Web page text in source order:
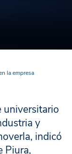
la empresa
universitario
y
indicó
Piura,